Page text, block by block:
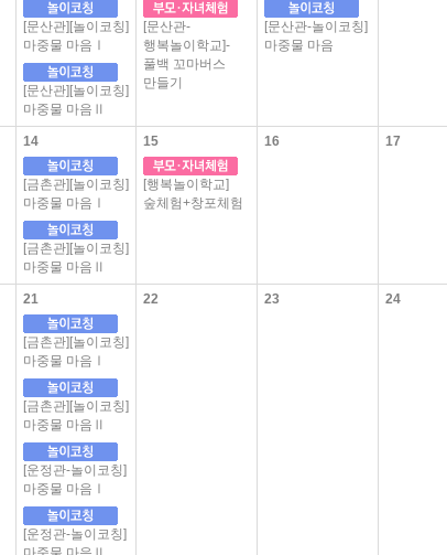
[문산관][놀이코칭]
마중물 마음Ⅰ
[문산관][놀이코칭]
마중물 마음Ⅱ
[문산관-
행복놀이학교]-
풀백 꼬마버스
만들기
[문산관-놀이코칭]
마중물 마음
14
[금촌관][놀이코칭]
마중물 마음Ⅰ
[금촌관][놀이코칭]
마중물 마음Ⅱ
15
[행복놀이학교]
숲체험+창포체험
16 17
21
[금촌관][놀이코칭]
마중물 마음Ⅰ
[금촌관][놀이코칭]
마중물 마음Ⅱ
[운정관-놀이코칭]
마중물 마음Ⅰ
[운정관-놀이코칭]
22 23 24